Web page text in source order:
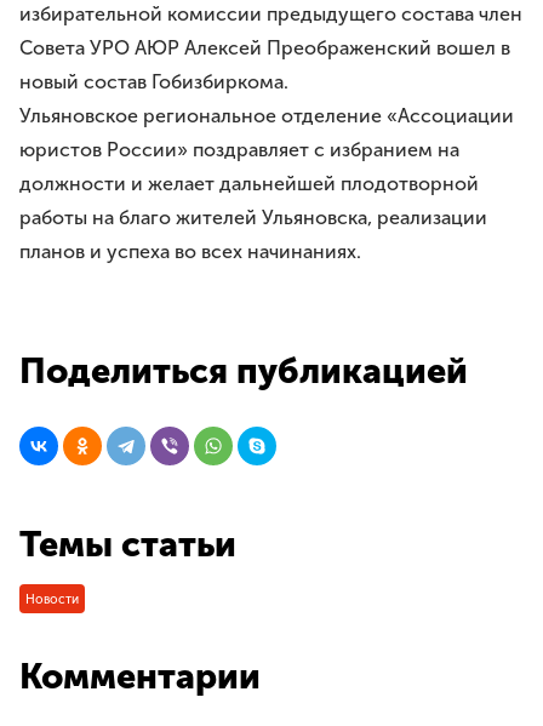
Видео
Контакты
8 8422 41-48-22
г.Ульяновск, ул.Спасская, д.3
избирательной комиссии предыдущего состава член
Совета УРО АЮР Алексей Преображенский вошел в
новый состав Гобизбиркома.
Ульяновское региональное отделение «Ассоциации
юристов России» поздравляет с избранием на
должности и желает дальнейшей плодотворной
работы на благо жителей Ульяновска, реализации
планов и успеха во всех начинаниях.
Поделиться публикацией
Темы статьи
Новости
Комментарии